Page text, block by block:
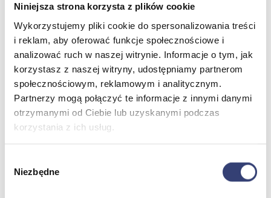
Niniejsza strona korzysta z plików cookie
Wykorzystujemy pliki cookie do spersonalizowania treści
i reklam, aby oferować funkcje społecznościowe i
analizować ruch w naszej witrynie. Informacje o tym, jak
korzystasz z naszej witryny, udostępniamy partnerom
społecznościowym, reklamowym i analitycznym.
Partnerzy mogą połączyć te informacje z innymi danymi
otrzymanymi od Ciebie lub uzyskanymi podczas
korzystania z ich usług.
zgody
Niezbędne
Termometry
Meble medyczne
Wróć
Kozetki
Pielęgnacja mebli
Taborety i krzesła
Stoły
Parawany
Zobacz wszystko